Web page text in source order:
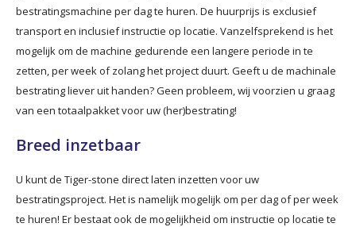
bestratingsmachine per dag te huren. De huurprijs is exclusief
transport en inclusief instructie op locatie. Vanzelfsprekend is het
mogelijk om de machine gedurende een langere periode in te
zetten, per week of zolang het project duurt. Geeft u de machinale
bestrating liever uit handen? Geen probleem, wij voorzien u graag
van een totaalpakket voor uw (her)bestrating!
Breed inzetbaar
U kunt de Tiger-stone direct laten inzetten voor uw
bestratingsproject. Het is namelijk mogelijk om per dag of per week
te huren! Er bestaat ook de mogelijkheid om instructie op locatie te